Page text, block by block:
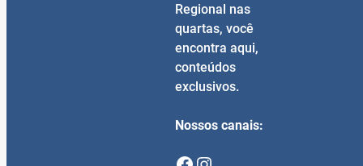
Regional nas
quartas, você
encontra aqui,
conteúdos
exclusivos.
Nossos canais: